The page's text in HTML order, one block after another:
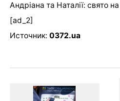
Андріана та Наталії: свято
[ad_2]
Источник: 0372.ua